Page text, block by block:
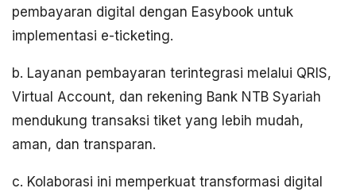
pembayaran digital dengan Easybook untuk
implementasi e-ticketing.
b. Layanan pembayaran terintegrasi melalui QRIS,
Virtual Account, dan rekening Bank NTB Syariah
mendukung transaksi tiket yang lebih mudah,
aman, dan transparan.
c. Kolaborasi ini memperkuat transformasi digital